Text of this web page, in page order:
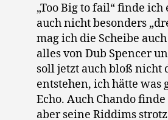
„Too Big to fail“ finde
auch nicht besonders
mag ich die Scheibe
alles von Dub Spencer
soll jetzt auch bloß nicht
entstehen, ich hätte was
Echo. Auch Chando
aber seine Riddims